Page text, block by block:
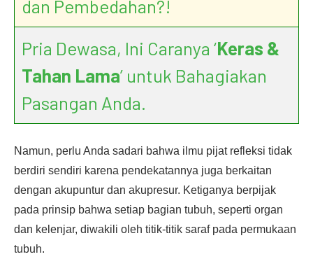
dan Pembedahan?!
Pria Dewasa, Ini Caranya ‘Keras &
Tahan Lama’ untuk Bahagiakan
Pasangan Anda.
Namun, perlu Anda sadari bahwa ilmu pijat refleksi tidak
berdiri sendiri karena pendekatannya juga berkaitan
dengan akupuntur dan akupresur. Ketiganya berpijak
pada prinsip bahwa setiap bagian tubuh, seperti organ
dan kelenjar, diwakili oleh titik-titik saraf pada permukaan
tubuh.